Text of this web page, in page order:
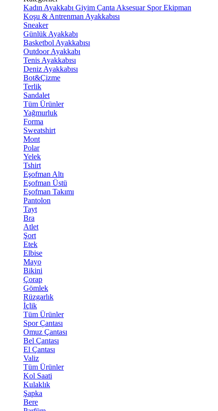
Kadın Ayakkabı Giyim Çanta Aksesuar Spor Ekipman
Koşu & Antrenman Ayakkabısı
Sneaker
Günlük Ayakkabı
Basketbol Ayakkabısı
Outdoor Ayakkabı
Tenis Ayakkabısı
Deniz Ayakkabısı
Bot&Çizme
Terlik
Sandalet
Tüm Ürünler
Yağmurluk
Forma
Sweatshirt
Mont
Polar
Yelek
Tshirt
Eşofman Altı
Eşofman Üstü
Eşofman Takımı
Pantolon
Tayt
Bra
Atlet
Şort
Etek
Elbise
Mayo
Bikini
Çorap
Gömlek
Rüzgarlık
İçlik
Tüm Ürünler
Spor Çantası
Omuz Çantası
Bel Çantası
El Çantası
Valiz
Tüm Ürünler
Kol Saati
Kulaklık
Şapka
Bere